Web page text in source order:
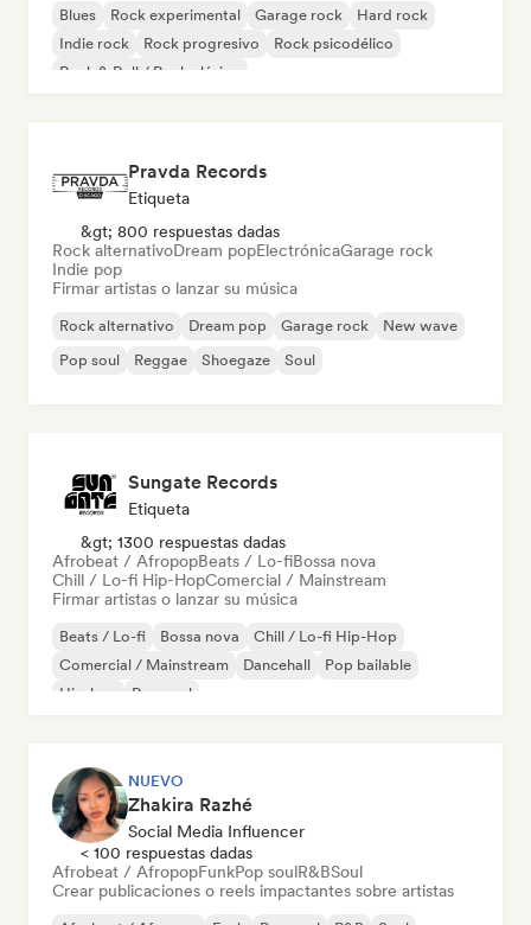
Blues Rock experimental Garage rock
Hard rock
Indie rock
Rock progresivo
Rock psicodélico
Rock & Roll / Rock clásico
Pravda Records
Etiqueta
&gt; 800 respuestas dadas
Rock alternativoDream popElectrónicaGarage rock
Indie pop
Firmar artistas o lanzar su música
Rock alternativo Dream pop Garage rock
New wave
Pop soul
Reggae Shoegaze Soul
Sungate Records
Etiqueta
&gt; 1300 respuestas dadas
Afrobeat / AfropopBeats / Lo-fiBossa nova
Chill / Lo-fi Hip-HopComercial / Mainstream
Firmar artistas o lanzar su música
Beats / Lo-fi Bossa nova
Chill / Lo-fi Hip-Hop
Comercial / Mainstream
Dancehall
Pop bailable
Hip-hop
Pop soul
NUEVO
Zhakira Razhé
Social Media Influencer
< 100 respuestas dadas
Afrobeat / AfropopFunkPop soulR&BSoul
Crear publicaciones o reels impactantes sobre artistas